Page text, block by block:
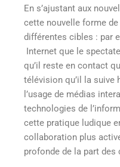
En s’ajustant aux
cette nouvelle forme
différentes cibles : par
Internet que le
qu’il reste en contact
télévision qu’il la suive
l’usage de médias
technologies de
cette pratique ludique
collaboration plus
profonde de la part des